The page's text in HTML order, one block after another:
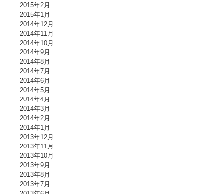
2015年2月
2015年1月
2014年12月
2014年11月
2014年10月
2014年9月
2014年8月
2014年7月
2014年6月
2014年5月
2014年4月
2014年3月
2014年2月
2014年1月
2013年12月
2013年11月
2013年10月
2013年9月
2013年8月
2013年7月